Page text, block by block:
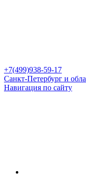
+7(499)938-59-17
Санкт-Петербург и
Навигация по сайту